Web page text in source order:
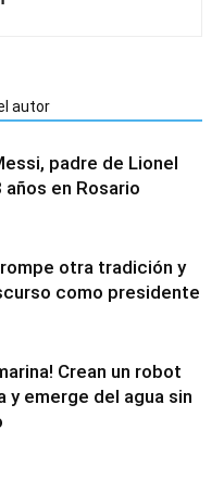
autor
padre de Lionel
en Rosario
otra tradición y
como presidente
Crean un robot
y emerge del agua sin